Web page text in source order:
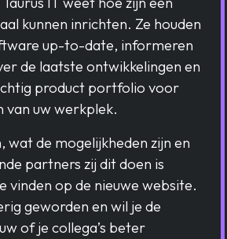
kunnen inrichten. Ze houden
up-to-date, informeren
de laatste ontwikkelingen en
product portfolio voor
van uw werkplek.
wat de mogelijkheden zijn en
partners zij dit doen is
vinden op de nieuwe website.
geworden en wil je de
of je collega’s beter